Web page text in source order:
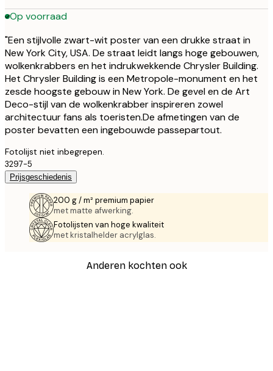
Op voorraad
"Een stijlvolle zwart-wit poster van een drukke straat in
New York City, USA. De straat leidt langs hoge gebouwen,
wolkenkrabbers en het indrukwekkende Chrysler Building.
Het Chrysler Building is een Metropole-monument en het
zesde hoogste gebouw in New York. De gevel en de Art
Deco-stijl van de wolkenkrabber inspireren zowel
architectuur fans als toeristen.De afmetingen van de
poster bevatten een ingebouwde passepartout.
Fotolijst niet inbegrepen.
3297-5
Prijsgeschiedenis
200 g / m² premium papier
met matte afwerking.
Fotolijsten van hoge kwaliteit
met kristalhelder acrylglas.
Anderen kochten ook